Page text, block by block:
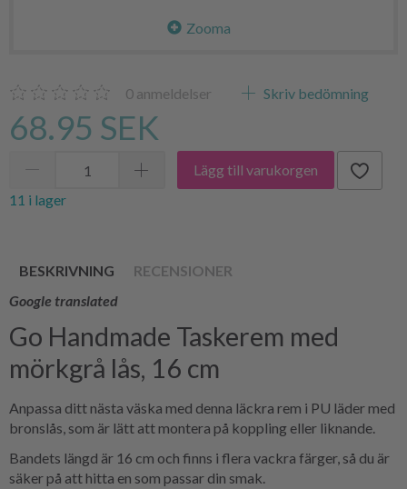
Zooma
0 anmeldelser Skriv bedömning
68.95 SEK
Lägg till varukorgen
11 i lager
BESKRIVNING
RECENSIONER
Google translated
Go Handmade Taskerem med
mörkgrå lås, 16 cm
Anpassa ditt nästa väska med denna läckra rem i PU läder med
bronslås, som är lätt att montera på koppling eller liknande.
Bandets längd är 16 cm och finns i flera vackra färger, så du är
säker på att hitta en som passar din smak.